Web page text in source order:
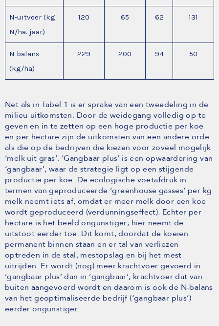
N-uitvoer (kg
N/ha. jaar)
120 65 62 131
N balans
(kg/ha)
229 200 94 50
Net als in Tabel 1 is er sprake van een tweedeling in de
milieu-uitkomsten. Door de weidegang volledig op te
geven en in te zetten op een hoge productie per koe
en per hectare zijn de uitkomsten van een andere orde
als die op de bedrijven die kiezen voor zoveel mogelijk
‘melk uit gras’. ‘Gangbaar plus’ is een opwaardering van
‘gangbaar’, waar de strategie ligt op een stijgende
productie per koe. De ecologische voetafdruk in
termen van geproduceerde ‘greenhouse gasses’ per kg
melk neemt iets af, omdat er meer melk door een koe
wordt geproduceerd (verdunningseffect). Echter per
hectare is het beeld ongunstiger; hier neemt de
uitstoot eerder toe. Dit komt, doordat de koeien
permanent binnen staan en er tal van verliezen
optreden in de stal, mestopslag en bij het mest
uitrijden. Er wordt (nog) meer krachtvoer gevoerd in
‘gangbaar plus’ dan in ‘gangbaar’, krachtvoer dat van
buiten aangevoerd wordt en daarom is ook de N-balans
van het geoptimaliseerde bedrijf (‘gangbaar plus’)
eerder ongunstiger.